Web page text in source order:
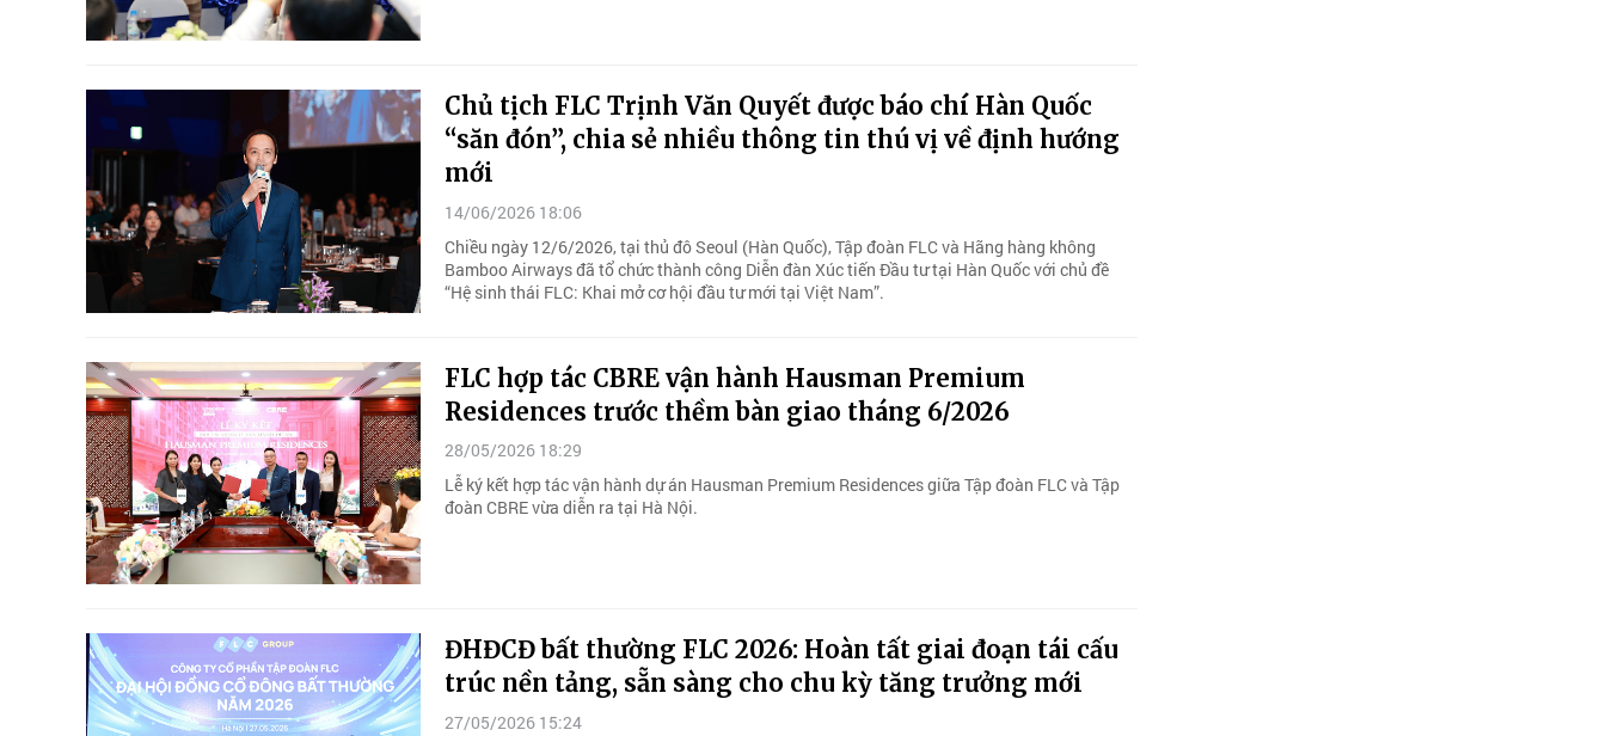
Chủ tịch FLC Trịnh Văn Quyết được báo chí Hàn Quốc
“săn đón”, chia sẻ nhiều thông tin thú vị về định hướng
mới
14/06/2026 18:06
Chiều ngày 12/6/2026, tại thủ đô Seoul (Hàn Quốc), Tập đoàn FLC và Hãng hàng không
Bamboo Airways đã tổ chức thành công Diễn đàn Xúc tiến Đầu tư tại Hàn Quốc với chủ đề
“Hệ sinh thái FLC: Khai mở cơ hội đầu tư mới tại Việt Nam”.
FLC hợp tác CBRE vận hành Hausman Premium
Residences trước thềm bàn giao tháng 6/2026
28/05/2026 18:29
Lễ ký kết hợp tác vận hành dự án Hausman Premium Residences giữa Tập đoàn FLC và Tập
đoàn CBRE vừa diễn ra tại Hà Nội.
ĐHĐCĐ bất thường FLC 2026: Hoàn tất giai đoạn tái cấu
trúc nền tảng, sẵn sàng cho chu kỳ tăng trưởng mới
27/05/2026 15:24